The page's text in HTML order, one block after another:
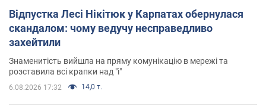
Відпустка Лесі Нікітюк у Карпатах обернулася
скандалом: чому ведучу несправедливо
захейтили
Знаменитість вийшла на пряму комунікацію в мережі та
розставила всі крапки над "і"
6.08.2026 17:32 14,0 т.